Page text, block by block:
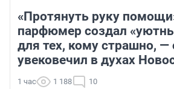
«Протянуть руку
парфюмер создал
для тех, кому страшно, —
увековечил в духах
1 час 1 188 10